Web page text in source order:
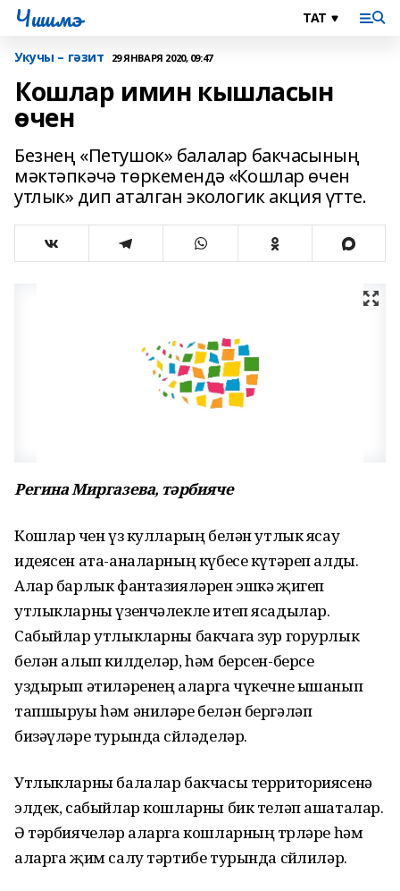
Чишмэ
Укучы – гәзит 29 ЯНВАРЯ 2020, 09:47
Кошлар имин кышласын
өчен
Безнең «Петушок» балалар бакчасының
мәктәпкәчә төркемендә «Кошлар өчен
утлык» дип аталган экологик акция үтте.
Регина Миргазева, тәрбияче
Кошлар өчен үз кулларың белән утлык ясау
идеясен ата-аналарның күбесе күтәреп алды.
Алар барлык фантазияләрен эшкә җигеп
утлыкларны үзенчәлекле итеп ясадылар.
Сабыйлар утлыкларны бакчага зур горурлык
белән алып килделәр, һәм берсен-берсе
уздырып әтиләренең аларга чүкечне ышанып
тапшыруы һәм әниләре белән бергәләп
бизәүләре турында сөйләделәр.
Утлыкларны балалар бакчасы территориясенә
элдек, сабыйлар кошларны бик теләп ашаталар.
Ә тәрбиячеләр аларга кошларның төрләре һәм
аларга җим салу тәртибе турында сөйлиләр.